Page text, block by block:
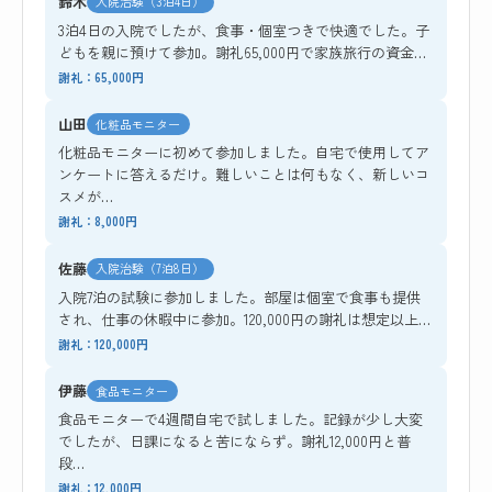
3泊4日の入院でしたが、食事・個室つきで快適でした。子
どもを親に預けて参加。謝礼65,000円で家族旅行の資金…
謝礼：65,000円
山田 化粧品モニター
化粧品モニターに初めて参加しました。自宅で使用してア
ンケートに答えるだけ。難しいことは何もなく、新しいコ
スメが…
謝礼：8,000円
佐藤 入院治験（7泊8日）
入院7泊の試験に参加しました。部屋は個室で食事も提供
され、仕事の休暇中に参加。120,000円の謝礼は想定以上…
謝礼：120,000円
伊藤 食品モニター
食品モニターで4週間自宅で試しました。記録が少し大変
でしたが、日課になると苦にならず。謝礼12,000円と普
段…
謝礼：12,000円